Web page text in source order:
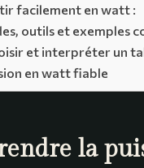
facilement en watt :
outils et exemples
et interpréter un
en watt fiable
la